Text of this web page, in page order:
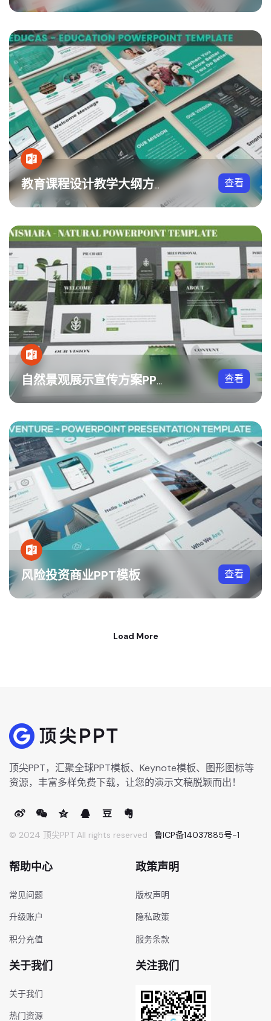
教育课程设计教学大纲方案PPT模板 查看
自然景观展示宣传方案PPT模板 查看
风险投资商业PPT模板 查看
Load More
顶尖PPT，汇聚全球PPT模板、Keynote模板、图形图标等
资源，丰富多样免费下载，让您的演示文稿脱颖而出！
© 2024 顶尖PPT All rights reserved · 鲁ICP备14037885号-1
帮助中心
常见问题
升级账户
积分充值
政策声明
版权声明
隐私政策
服务条款
关于我们
关于我们
热门资源
关注我们